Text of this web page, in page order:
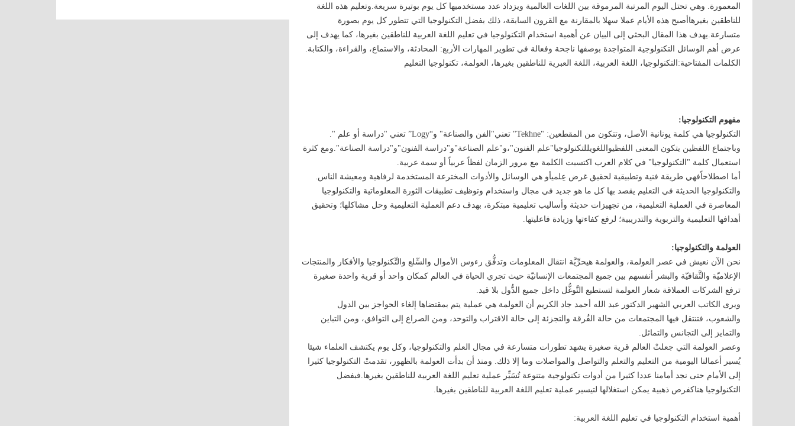
المعمورة. وهي تحتل اليوم المرتبة المرموقة بين اللغات العالمية ويزداد عدد مستخدميها كل يوم بوتيرة سريعة.وتعليم هذه اللغة
للناطقين بغيرهاأصبح هذه الأيام عملا سهلا بالمقارنة مع القرون السابقة، ذلك بفضل التكنولوجيا التي تتطور كل يوم بصورة
متسارعة.يهدف هذا المقال البحثي إلى البيان عن أهمية استخدام التكنولوجيا في تعليم اللغة العربية للناطقين بغيرها، كما يهدف إلى
عرض أهم الوسائل التكنولوجية المتواجدة بوصفها ناجحة وفعالة في تطوير المهارات الأربع: المحادثة، والاستماع، والقراءة، والكتابة.
الكلمات المفتاحية:التكنولوجيا، اللغة العربية، اللغة العبرية للناطقين بغيرها، العولمة، تكنولوجيا التعليم
مفهوم التكنولوجيا:
التكنولوجيا هي كلمة يونانية الأصل، وتتكون من المقطعين: "Tekhne" تعني"الفن والصناعة" و“Logy” تعني "دراسة أو علم ".
وباجتماع اللفظين يتكون المعنى اللفظيواللغويللتكنولوجيا"علم الفنون"،و"علم الصناعة"و"دراسة الفنون"و"دراسة الصناعة".ومع كثرة
استعمال كلمة "التكنولوجيا" في كلام العرب اكتسبت الكلمة مع مرور الزمان لفظاً عربياً أو سمة عربية.
أما اصطلاحاًفهي طريقة فنية وتطبيقية لحقيق غرض عِلميأو هي الوسائل والأدوات المخترعة المستخدمة لرفاهية ومعيشة الناس.
والتكنولوجيا الحديثة في التعليم يقصد بها كل ما هو جديد في مجال واستخدام وتوظيف تطبيقات الثورة المعلوماتية والتكنولوجيا
المعاصرة في العملية التعليمية، من تجهيزات حديثة وأساليب تعليمية مبتكرة، بهدف دعم العملية التعليمية وحل مشاكلها؛ وتحقيق
أهدافها التعليمية والتربوية والتدريبية؛ لرفع كفاءتها وزيادة فاعليتها.
العولمة والتكنولوجيا:
نحن الآن نعيش في عصر العولمة، والعولمة هيحرِّيَّة انتقال المعلومات وتدفُّق رءوس الأموال والسِّلع والتِّكنولوجيا والأفكار والمنتجات
الإعلاميّة والثَّقافيّة والبشر أنفسهم بين جميع المجتمعات الإنسانيّة حيث تجري الحياة في العالم كمكان واحد أو قرية واحدة صغيرة
ترفع الشركات العملاقة شعار العولمة لتستطيع التَّوغُّل داخل جميع الدُّول بلا قيد.
ويرى الكاتب العربي الشهير الدكتور عبد الله أحمد جاد الكريم أن العولمة هي عملية يتم بمقتضاها إلغاء الحواجز بين الدول
والشعوب، فتنتقل فيها المجتمعات من حالة الفُرقة والتجزئة إلى حالة الاقتراب والتوحد، ومن الصراع إلى التوافق، ومن التباين
والتمايز إلى التجانس والتماثل.
وعصر العولمة التي جعلتْ العالم قرية صغيرة يشهد تطورات متسارعة في مجال العلم والتكنولوجيا، وكل يوم يكتشف العلماء شيئا
يُسير أعمالنا اليومية من التعليم والتعلم والتواصل والمواصلات وما إلا ذلك. ومنذ أن بدأت العولمة بالظهور، تقدمتْ التكنولوجيا كثيرا
إلى الأمام حتى نجد أمامنا عددا كثيرا من أدوات تكنولوجية متنوعة تُسَيِّر عملية تعليم اللغة العربية للناطقين بغيرها.فبفضل
التكنولوجيا هناكفرص ذهبية يمكن استغلالها لتيسير عملية تعليم اللغة العربية للناطقين بغيرها.
أهمية استخدام التكنولوجيا في تعليم اللغة العربية: